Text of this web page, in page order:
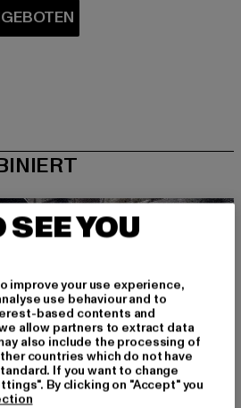
SEE YOU
improve your use experience,
use behaviour and to
based contents and
allow partners to extract data
also include the processing of
countries which do not have
If you want to change
By clicking on "Accept" you